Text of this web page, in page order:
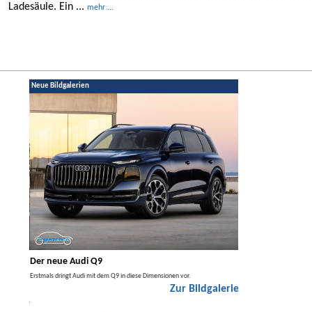
Ladesäule. Ein ... mehr ...
Neue Bildgalerien
Der neue Audi Q9
Erstmals dringt Audi mit dem Q9 in diese Dimensionen vor.
Zur Bildgalerie